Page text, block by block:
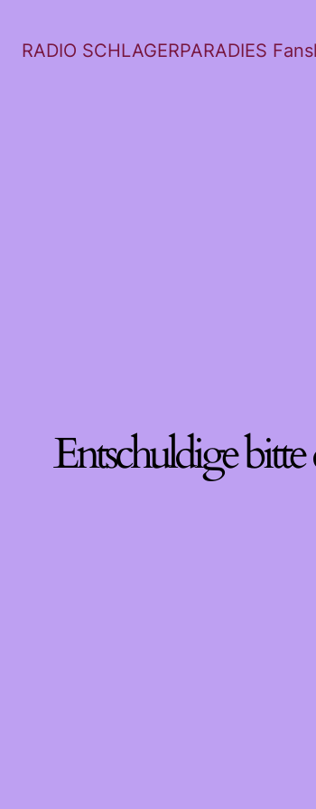
RADIO SCHLAGERPARADIES
Entschuldige